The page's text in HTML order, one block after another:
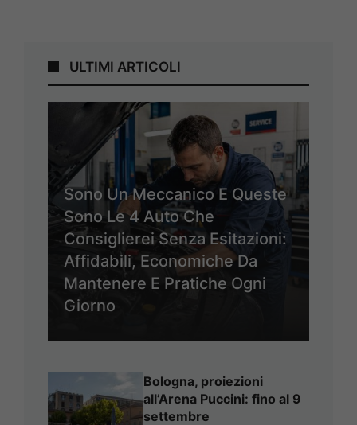
ULTIMI ARTICOLI
Sono Un Meccanico E Queste
Sono Le 4 Auto Che
Consiglierei Senza Esitazioni:
Affidabili, Economiche Da
Mantenere E Pratiche Ogni
Giorno
Bologna, proiezioni
all’Arena Puccini: fino al 9
settembre